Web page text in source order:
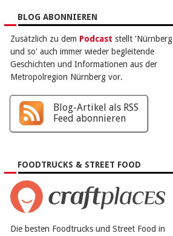
BLOG ABONNIEREN
Zusätzlich zu dem Podcast stellt 'Nürnberg
und so' auch immer wieder begleitende
Geschichten und Informationen aus der
Metropolregion Nürnberg vor.
Blog-Artikel als RSS
Feed abonnieren
FOODTRUCKS & STREET FOOD
Die besten Foodtrucks und Street Food in